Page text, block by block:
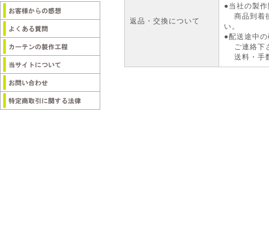
返品・交換について
●当社の製
商品到着
い
●配送途中
ご連絡下
送料・手